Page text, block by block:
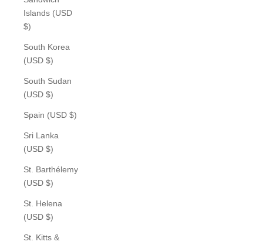
Islands (USD
$)
South Korea
(USD $)
South Sudan
(USD $)
Spain (USD $)
Sri Lanka
(USD $)
St. Barthélemy
(USD $)
St. Helena
(USD $)
St. Kitts &